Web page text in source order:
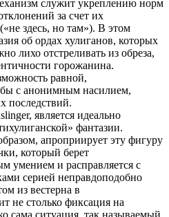
служит укреплению норм
за счет их
здесь, но там»). В этом
об ордах хулиганов, которых
лихо отстреливать из обреза,
горожанина.
равной,
с анонимным насилием,
последствий.
является идеально
фантазии.
апроприирует эту фигуру
который берет
умением и расправляется с
серией неправдоподобно
из вестерна в
не столько фиксация на